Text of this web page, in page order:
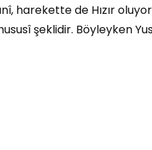
harekette de Hızır
şeklidir. Böyleyken